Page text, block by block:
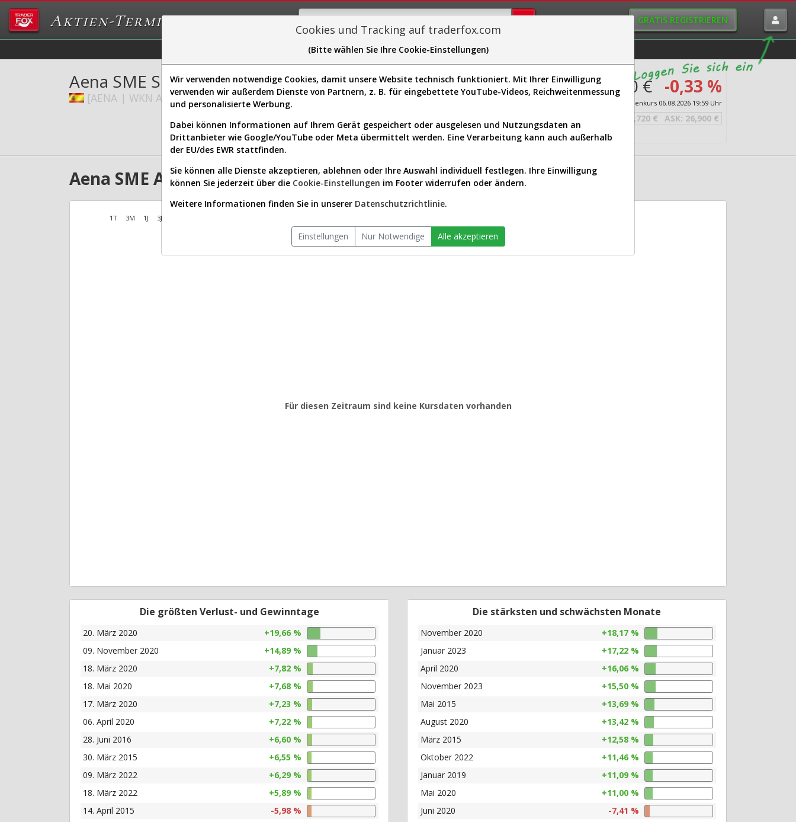
Aktien-Terminal GRATIS REGISTRIEREN
Sector-Spider Easy-Scan Visualizations
Aena SME S.A.
[AENA | WKN A41B4U | ISIN ES0105046017]
26,810 € -0,33 %
Echtzeit-Aktienkurs 06.08.2026 19:59 Uhr
26,720 € ASK: 26,900 €
Website:
Sektor:
Industrials / Airports & Air Services
Anzahl
Aktien:
1,500,000,000
Aena SME Aktien Verlauf seit Beginn (A41B4U | AENA)
1T 3M 1J 3J
Für diesen Zeitraum sind keine Kursdaten vorhanden
Die größten Verlust- und Gewinntage
20. März 2020
+19,66 %
09. November 2020
+14,89 %
18. März 2020
+7,82 %
18. Mai 2020
+7,68 %
17. März 2020
+7,23 %
06. April 2020
+7,22 %
28. Juni 2016
+6,60 %
30. März 2015
+6,55 %
09. März 2022
+6,29 %
18. März 2022
+5,89 %
14. April 2015
-5,98 %
Die stärksten und schwächsten Monate
November 2020
+18,17 %
Januar 2023
+17,22 %
April 2020
+16,06 %
November 2023
+15,50 %
Mai 2015
+13,69 %
August 2020
+13,42 %
März 2015
+12,58 %
Oktober 2022
+11,46 %
Januar 2019
+11,09 %
Mai 2020
+11,00 %
Juni 2020
-7,41 %
Cookies und Tracking auf traderfox.com
(Bitte wählen Sie Ihre Cookie-Einstellungen)
Wir verwenden notwendige Cookies, damit unsere Website technisch funktioniert. Mit Ihrer Einwilligung
verwenden wir außerdem Dienste von Partnern, z. B. für eingebettete YouTube-Videos, Reichweitenmessung
und personalisierte Werbung.
Dabei können Informationen auf Ihrem Gerät gespeichert oder ausgelesen und Nutzungsdaten an
Drittanbieter wie Google/YouTube oder Meta übermittelt werden. Eine Verarbeitung kann auch außerhalb
der EU/des EWR stattfinden.
Sie können alle Dienste akzeptieren, ablehnen oder Ihre Auswahl individuell festlegen. Ihre Einwilligung
können Sie jederzeit über die Cookie-Einstellungen im Footer widerrufen oder ändern.
Weitere Informationen finden Sie in unserer Datenschutzrichtlinie.
Einstellungen Nur Notwendige Alle akzeptieren